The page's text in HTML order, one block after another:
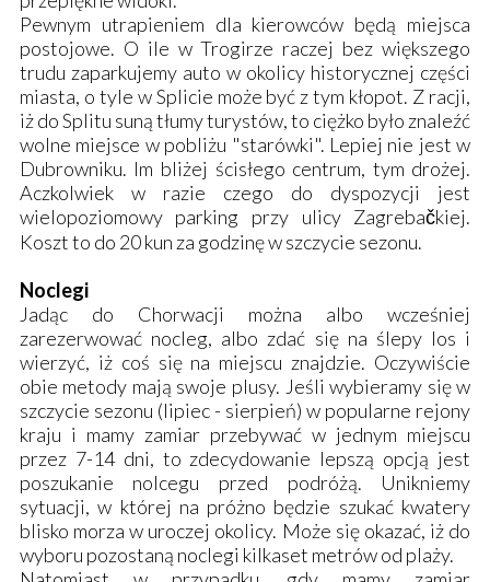
Pewnym utrapieniem dla kierowców będą miejsca
postojowe. O ile w Trogirze raczej bez większego
trudu zaparkujemy auto w okolicy historycznej części
miasta, o tyle w Splicie może być z tym kłopot. Z racji,
iż do Splitu suną tłumy turystów, to ciężko było znaleźć
wolne miejsce w pobliżu "starówki". Lepiej nie jest w
Dubrowniku. Im bliżej ścisłego centrum, tym drożej.
Aczkolwiek w razie czego do dyspozycji jest
wielopoziomowy parking przy ulicy Zagrebačkiej.
Koszt to do 20 kun za godzinę w szczycie sezonu.
Noclegi
Jadąc do Chorwacji można albo wcześniej
zarezerwować nocleg, albo zdać się na ślepy los i
wierzyć, iż coś się na miejscu znajdzie. Oczywiście
obie metody mają swoje plusy. Jeśli wybieramy się w
szczycie sezonu (lipiec - sierpień) w popularne rejony
kraju i mamy zamiar przebywać w jednym miejscu
przez 7-14 dni, to zdecydowanie lepszą opcją jest
poszukanie nolcegu przed podróżą. Unikniemy
sytuacji, w której na próżno będzie szukać kwatery
blisko morza w uroczej okolicy. Może się okazać, iż do
wyboru pozostaną noclegi kilkaset metrów od plaży.